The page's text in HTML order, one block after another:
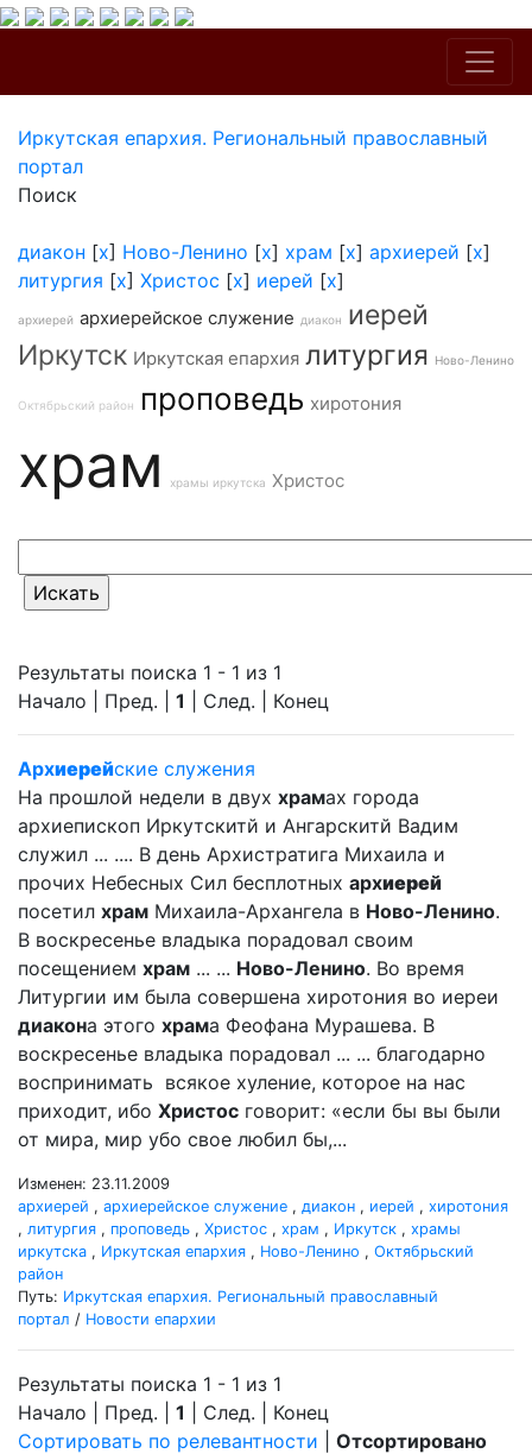
Иркутская епархия. Региональный православный
портал
Поиск
диакон [x] Ново-Ленино [x] храм [x] архиерей [x]
литургия [x] Христос [x] иерей [x]
архиерей архиерейское служение диакон иерей
Иркутск Иркутская епархия литургия Ново-Ленино
Октябрьский район проповедь хиротония
храм храмы иркутска Христос
Результаты поиска 1 - 1 из 1
Начало | Пред. | 1 | След. | Конец
Архиерейские служения
На прошлой недели в двух храмах города
архиепископ Иркутскитй и Ангарскитй Вадим
служил ... .... В день Архистратига Михаила и
прочих Небесных Сил бесплотных архиерей
посетил храм Михаила-Архангела в Ново-Ленино.
В воскресенье владыка порадовал своим
посещением храм ... ... Ново-Ленино. Во время
Литургии им была совершена хиротония во иереи
диакона этого храма Феофана Мурашева. В
воскресенье владыка порадовал ... ... благодарно
воспринимать всякое хуление, которое на нас
приходит, ибо Христос говорит: «если бы вы были
от мира, мир убо свое любил бы,...
Изменен: 23.11.2009
архиерей , архиерейское служение , диакон , иерей , хиротония
, литургия , проповедь , Христос , храм , Иркутск , храмы
иркутска , Иркутская епархия , Ново-Ленино , Октябрьский
район
Путь: Иркутская епархия. Региональный православный
портал / Новости епархии
Результаты поиска 1 - 1 из 1
Начало | Пред. | 1 | След. | Конец
Сортировать по релевантности
Отсортировано